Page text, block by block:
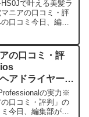
で叶える美髪ラ
ニアの口コミ・評
口コミ今日、編集
の口コミ・評
アドライヤー／
を実際に使って
の実力※
口コミ・評判」の
今日、編集部が紹